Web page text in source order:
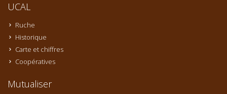
UCAL
Ruche
Historique
Carte et chiffres
Coopératives
Mutualiser